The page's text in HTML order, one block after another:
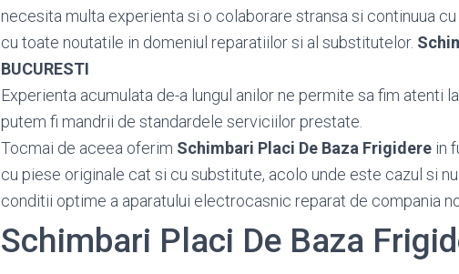
necesita multa experienta si o colaborare stransa si continuua
cu toate noutatile in domeniul reparatiilor si al substitutelor.
BUCURESTI
Experienta acumulata de-a lungul anilor ne permite sa fim atenti
putem fi mandrii de standardele serviciilor prestate.
Tocmai de aceea oferim Schimbari Placi De Baza Frigidere in
cu piese originale cat si cu substitute, acolo unde este cazul si
conditii optime a aparatului electrocasnic reparat de compania
Schimbari Placi De Baza